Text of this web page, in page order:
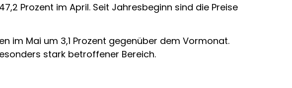
Prozent im April. Seit Jahresbeginn sind die Preise
im Mai um 3,1 Prozent gegenüber dem Vormonat.
stark betroffener Bereich.